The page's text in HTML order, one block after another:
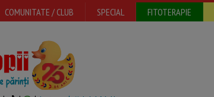
COMUNITATE / CLUB SPECIAL FITOTERAPIE